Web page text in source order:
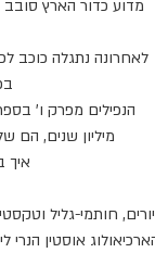
מדוע כדור הארץ סובב
לאחרונה נתגלה כוכב
הנפילים מפרק ו'
מיליון שנים, הם
איך
חותמי-גליל
אוסטין הנרי